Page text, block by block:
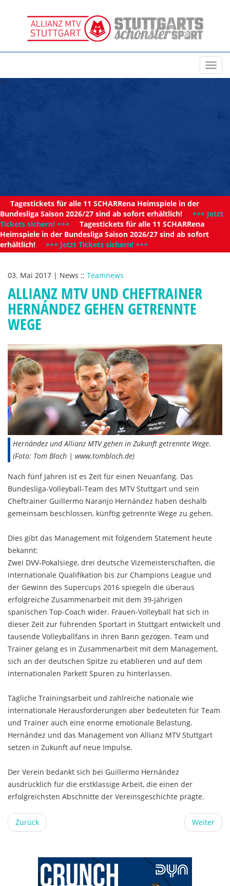
11
Tagestickets für alle 11 SCHARRena Heimspiele in der
Bundesliga Saison 2026/27 sind ab sofort erhältlich! +++ Jetzt
Tickets sichern! +++ Tagestickets für alle 11 SCHARRena
Heimspiele in der Bundesliga Saison 2026/27 sind ab sofort
erhältlich! +++ Jetzt Tickets sichern! +++
03. Mai 2017 | News :: Teamnews
ALLIANZ MTV UND CHEFTRAINER
HERNÁNDEZ GEHEN GETRENNTE
WEGE
Hernández und Allianz MTV gehen in Zukunft getrennte Wege.
(Foto: Tom Bloch | www.tombloch.de)
Nach fünf Jahren ist es Zeit für einen Neuanfang. Das
Bundesliga-Volleyball-Team des MTV Stuttgart und sein
Cheftrainer Guillermo Naranjo Hernández haben deshalb
gemeinsam beschlossen, künftig getrennte Wege zu gehen.
Dies gibt das Management mit folgendem Statement heute
bekannt:
Zwei DVV-Pokalsiege, drei deutsche Vizemeisterschaften, die
internationale Qualifikation bis zur Champions League und
der Gewinn des Supercups 2016 spiegeln die überaus
erfolgreiche Zusammenarbeit mit dem 39-jährigen
spanischen Top-Coach wider. Frauen-Volleyball hat sich in
dieser Zeit zur führenden Sportart in Stuttgart entwickelt und
tausende Volleyballfans in ihren Bann gezogen. Team und
Trainer gelang es in Zusammenarbeit mit dem Management,
sich an der deutschen Spitze zu etablieren und auf dem
internationalen Parkett Spuren zu hinterlassen.
Tägliche Trainingsarbeit und zahlreiche nationale wie
internationale Herausforderungen aber bedeuteten für Team
und Trainer auch eine enorme emotionale Belastung.
Hernández und das Management von Allianz MTV Stuttgart
setzen in Zukunft auf neue Impulse.
Der Verein bedankt sich bei Guillermo Hernández
ausdrücklich für die erstklassige Arbeit, die einen der
erfolgreichsten Abschnitte der Vereinsgeschichte prägte.
Zurück Weiter